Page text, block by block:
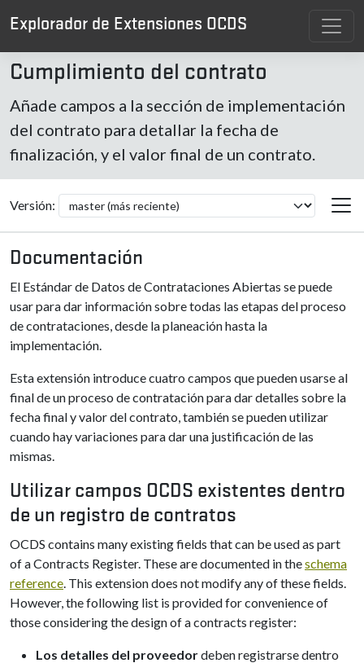
Explorador de Extensiones OCDS
Cumplimiento del contrato
Añade campos a la sección de implementación
del contrato para detallar la fecha de
finalización, y el valor final de un contrato.
Versión:
Documentación
El Estándar de Datos de Contrataciones Abiertas se puede
usar para dar información sobre todas las etapas del proceso
de contrataciones, desde la planeación hasta la
implementación.
Esta extensión introduce cuatro campos que pueden usarse al
final de un proceso de contratación para dar detalles sobre la
fecha final y valor del contrato, también se pueden utilizar
cuando hay variaciones para dar una justificación de las
mismas.
Utilizar campos OCDS existentes dentro
de un registro de contratos
OCDS contains many existing fields that can be used as part
of a Contracts Register. These are documented in theschema
reference. This extension does not modify any of these fields.
However, the following list is provided for convenience of
those considering the design of a contracts register:
Los detalles del proveedordeben registrarse dentro